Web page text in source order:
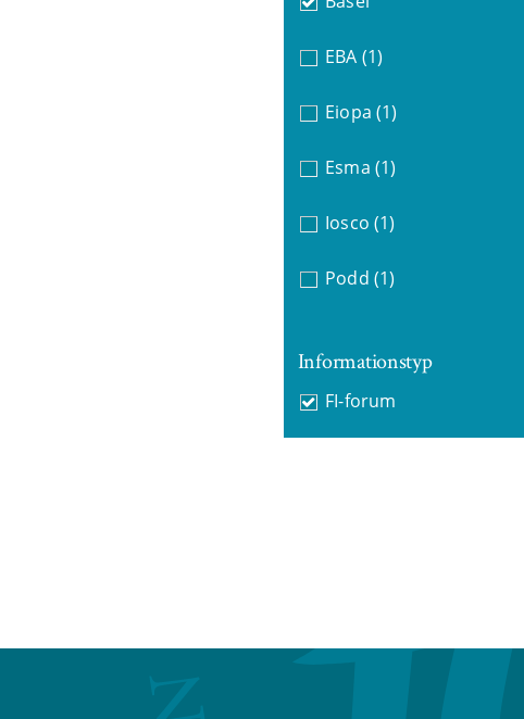
EBA (1)
Eiopa (1)
Esma (1)
Iosco (1)
Podd (1)
Informationstyp
FI-forum